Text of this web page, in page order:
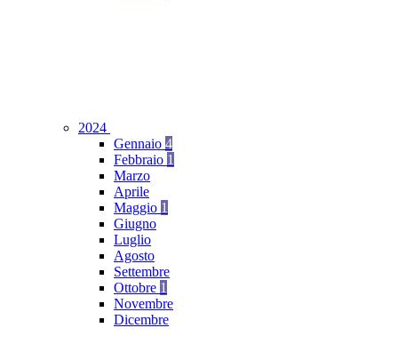
2024
Gennaio 4
Febbraio 1
Marzo
Aprile
Maggio 1
Giugno
Luglio
Agosto
Settembre
Ottobre 1
Novembre
Dicembre